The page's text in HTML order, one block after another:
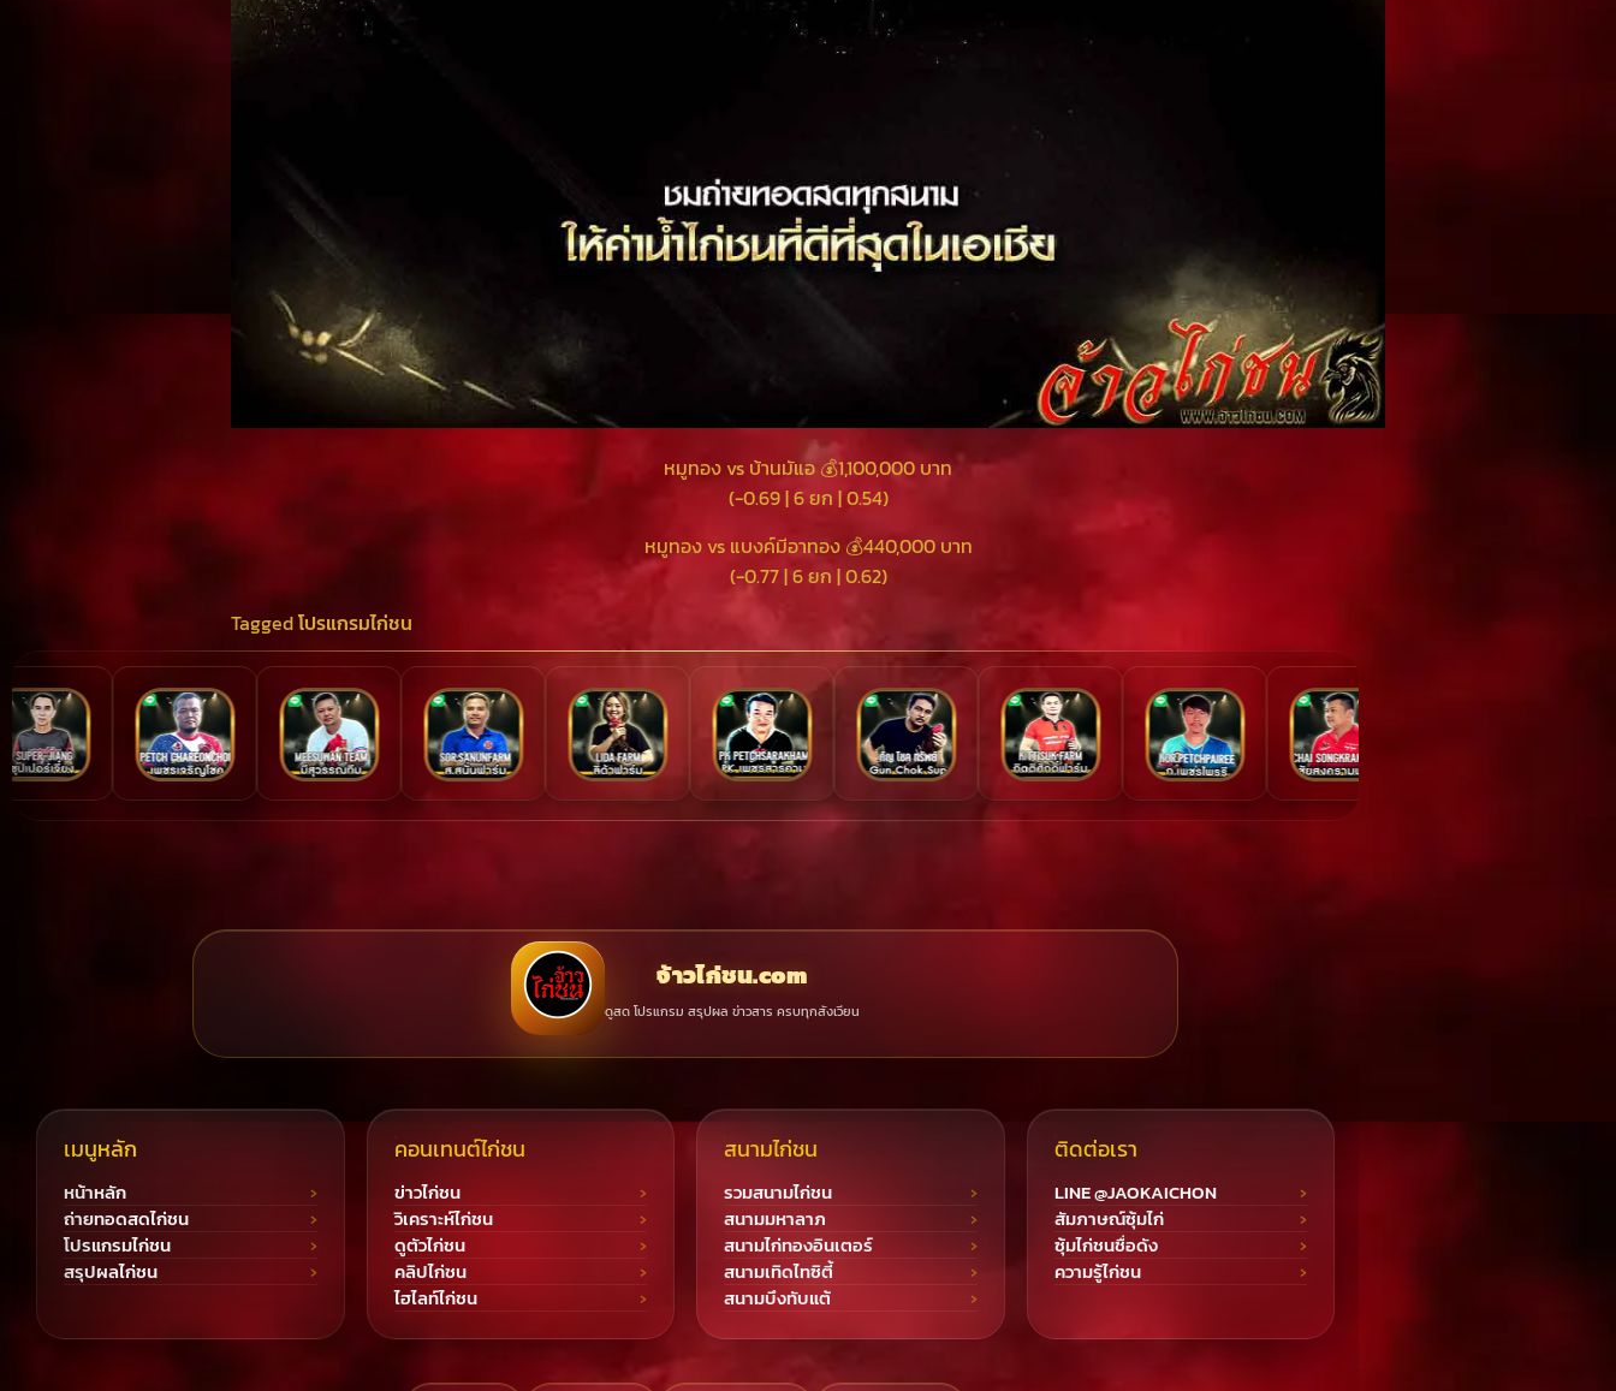
หมูทอง vs บ้านมัแอ 💰1,100,000 บาท
(-0.69 | 6 ยก | 0.54)
หมูทอง vs แบงค์มีอาทอง 💰440,000 บาท
(-0.77 | 6 ยก | 0.62)
Taggedโปรแกรมไก่ชน
จ้าวไก่ชน.com
ดูสด โปรแกรม สรุปผล ข่าวสาร ครบทุกสังเวียน
เมนูหลัก
หน้าหลัก
ถ่ายทอดสดไก่ชน
โปรแกรมไก่ชน
สรุปผลไก่ชน
คอนเทนต์ไก่ชน
ข่าวไก่ชน
วิเคราะห์ไก่ชน
ดูตัวไก่ชน
คลิปไก่ชน
ไฮไลท์ไก่ชน
สนามไก่ชน
รวมสนามไก่ชน
สนามมหาลาภ
สนามไก่ทองอินเตอร์
สนามเทิดไทซิตี้
สนามบึงทับแต้
ติดต่อเรา
LINE @JAOKAICHON
สัมภาษณ์ซุ้มไก่
ซุ้มไก่ชนชื่อดัง
ความรู้ไก่ชน